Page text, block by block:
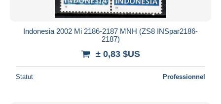
Indonesia 2002 Mi 2186-2187 MNH (ZS8 INSpar2186-
2187)
± 0,83 $US
Statut Professionnel